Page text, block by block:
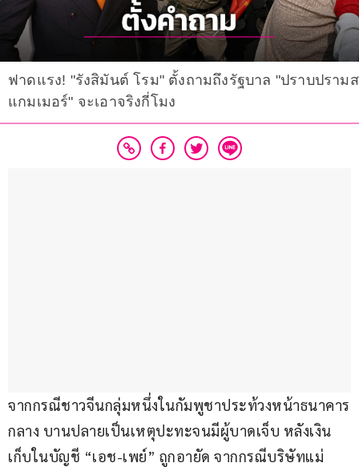
ฟาดแรง! "รังสิมันต์ โรม" ตั้งถามถึงรัฐบาล "ปราบปรามส
แกมเมอร์" จะเอาจริงกี่โมง
จากกรณีชาวจีนกลุ่มหนึ่งในกัมพูชาประท้วงหน้าธนาคาร
กลาง บานปลายเป็นเหตุปะทะจนมีผู้บาดเจ็บ หลังเงิน
เก็บในบัญชี “เอช-เพย์” ถูกอายัด จากกรณีบริษัทแม่